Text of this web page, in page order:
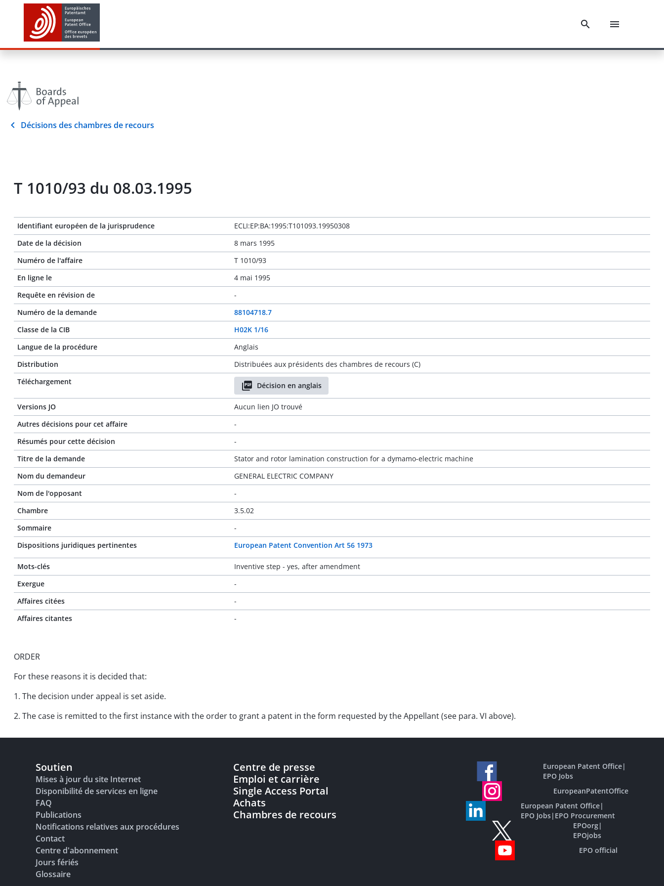
Décisions des chambres de recours
T 1010/93 du 08.03.1995
Identifiant européen de la jurisprudence
ECLI:EP:BA:1995:T101093.19950308
Date de la décision
8 mars 1995
Numéro de l'affaire
T 1010/93
En ligne le
4 mai 1995
Requête en révision de
-
Numéro de la demande
88104718.7
Classe de la CIB
H02K 1/16
Langue de la procédure
Anglais
Distribution
Distribuées aux présidents des chambres de recours (C)
Téléchargement
Décision en anglais
Versions JO
Aucun lien JO trouvé
Autres décisions pour cet affaire
-
Résumés pour cette décision
-
Titre de la demande
Stator and rotor lamination construction for a dymamo-electric machine
Nom du demandeur
GENERAL ELECTRIC COMPANY
Nom de l'opposant
-
Chambre
3.5.02
Sommaire
-
Dispositions juridiques pertinentes
European Patent Convention Art 56 1973
Mots-clés
Inventive step - yes, after amendment
Exergue
-
Affaires citées
-
Affaires citantes
-
ORDER
For these reasons it is decided that:
1. The decision under appeal is set aside.
2. The case is remitted to the first instance with the order to grant a patent in the form requested by the Appellant (see para. VI above).
Soutien
Mises à jour du site Internet
Disponibilité de services en ligne
FAQ
Publications
Notifications relatives aux procédures
Contact
Centre d'abonnement
Jours fériés
Glossaire
Centre de presse
Emploi et carrière
Single Access Portal
Achats
Chambres de recours
European Patent Office|
EPO Jobs
EuropeanPatentOffice
European Patent Office|
EPO Jobs| EPO Procurement
EPOorg|
EPOjobs
EPO official